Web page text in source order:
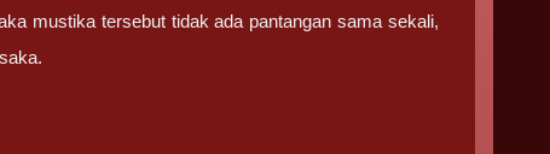
mustika tersebut tidak ada pantangan sama sekali,